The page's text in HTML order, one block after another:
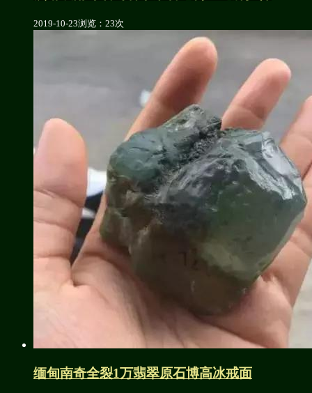
2019-10-23浏览：23次
缅甸南奇全裂1万翡翠原石博高冰戒面